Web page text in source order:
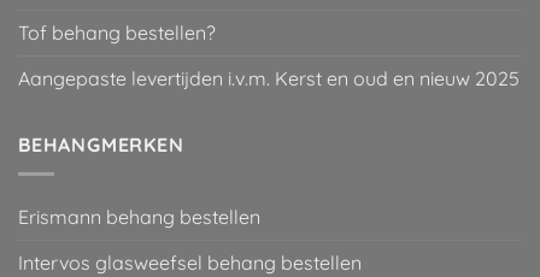
Tof behang bestellen?
Aangepaste levertijden i.v.m. Kerst en oud en nieuw 2025
BEHANGMERKEN
Erismann behang bestellen
Intervos glasweefsel behang bestellen